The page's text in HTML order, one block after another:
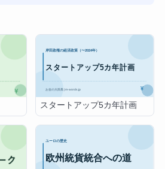
スタートアップ5カ年計画